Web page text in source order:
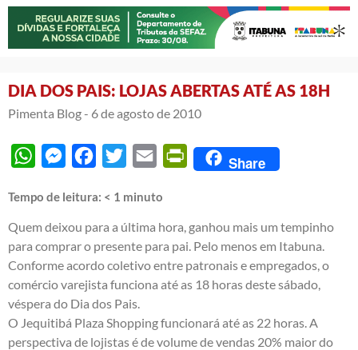
DIA DOS PAIS: LOJAS ABERTAS ATÉ AS 18H
Pimenta Blog - 6 de agosto de 2010
WhatsAppMessengerFacebook
Twitter Email PrintFriendly
Share
Tempo de leitura: < 1 minuto
Quem deixou para a última hora, ganhou mais um tempinho
para comprar o presente para pai. Pelo menos em Itabuna.
Conforme acordo coletivo entre patronais e empregados, o
comércio varejista funciona até as 18 horas deste sábado,
véspera do Dia dos Pais.
O Jequitibá Plaza Shopping funcionará até as 22 horas. A
perspectiva de lojistas é de volume de vendas 20% maior do